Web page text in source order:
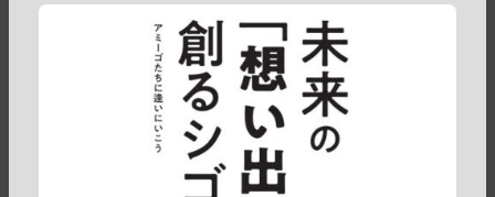
ファミリー 楽しい カメラマン
エンターテイナー セルフ写真